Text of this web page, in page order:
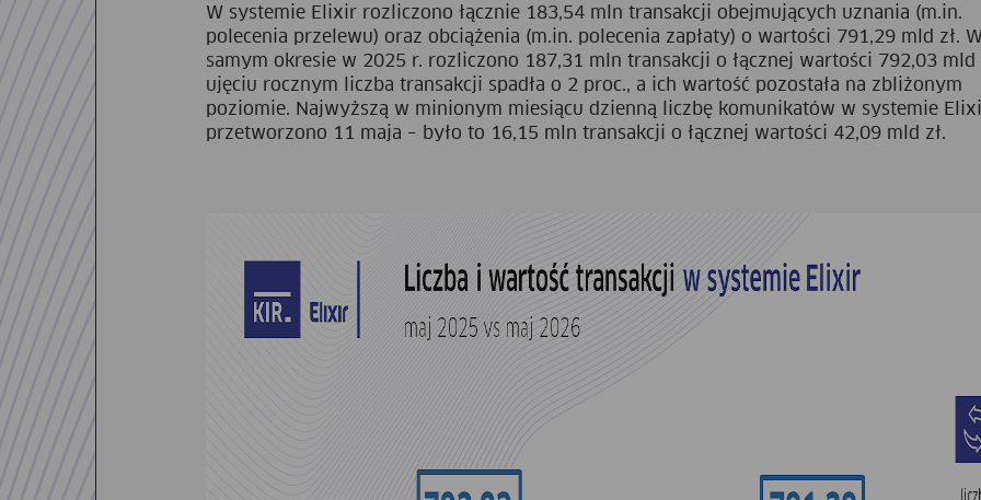
W systemie Elixir rozliczono łącznie 183,54 mln transakcji obejmujących uznania (m.in.
polecenia przelewu) oraz obciążenia (m.in. polecenia zapłaty) o wartości 791,29 mld zł.
samym okresie w 2025 r. rozliczono 187,31 mln transakcji o łącznej wartości 792,03 mld
ujęciu rocznym liczba transakcji spadła o 2 proc., a ich wartość pozostała na zbliżonym
poziomie. Najwyższą w minionym miesiącu dzienną liczbę komunikatów w systemie
przetworzono 11 maja – było to 16,15 mln transakcji o łącznej wartości 42,09 mld zł.